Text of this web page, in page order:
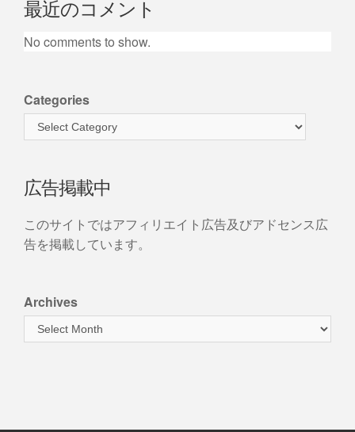
最近のコメント
No comments to show.
Categories
広告掲載中
このサイトではアフィリエイト広告及びアドセンス広
告を掲載しています。
Archives